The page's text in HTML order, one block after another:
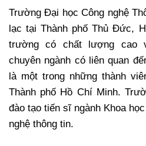
Trường Đại học Công nghệ
lạc tại Thành phố Thủ Đức,
trường có chất lượng cao
chuyên ngành có liên quan
là một trong những thành
Thành phố Hồ Chí Minh.
đào tạo tiến sĩ ngành Khoa
nghệ thông tin.